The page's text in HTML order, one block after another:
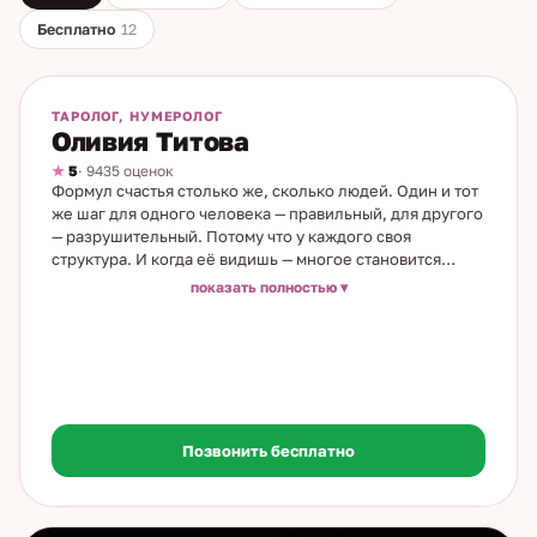
Бесплатно 12
ТАРОЛОГ, НУМЕРОЛОГ
Оливия Титова
5· 9435 оценок
Формул счастья столько же, сколько людей. Один и тот
же шаг для одного человека — правильный, для другого
— разрушительный. Потому что у каждого своя
структура. И когда её видишь — многое становится
понятным. Я таролог и нумеролог с 19-летним опытом.
объединяю нумерологию и карты. Нумерология даёт
структуру: характер, сильные и слабые стороны,
то, что идёт против природы. Карты добавляют
динамику: что происходит сейчас, куда движется
показать полностью
Позвонить бесплатно